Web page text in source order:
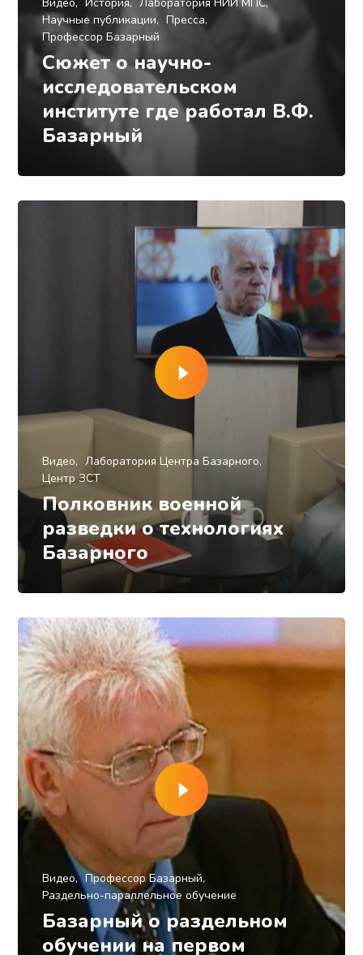
Научные публикации
Пресса
Профессор Базарный
Сюжет о научно-
исследовательском
институте где работал В.Ф.
Базарный
Видео
Лаборатория Центра Базарного
Центр ЗСТ
Полковник военной
разведки о технологиях
Базарного
Видео
Профессор Базарный
Раздельно-параллельное обучение
Базарный о раздельном
обучении на первом